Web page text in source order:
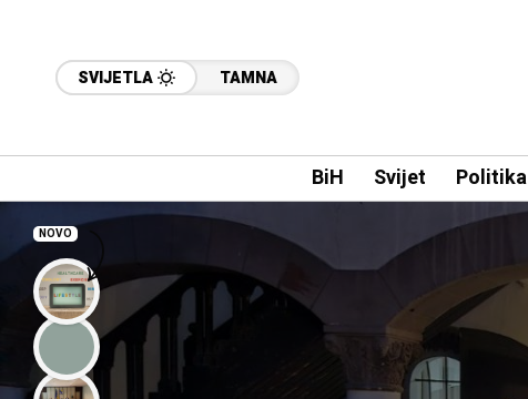
SVIJETLA TAMNA
BiH Svijet Politika
NOVO